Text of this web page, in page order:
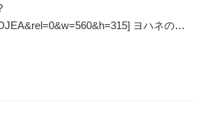
ヨハネの…